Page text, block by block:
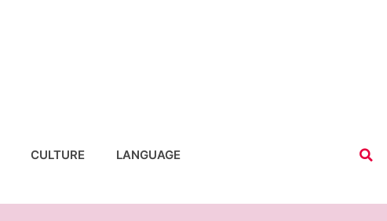
CULTURE LANGUAGE